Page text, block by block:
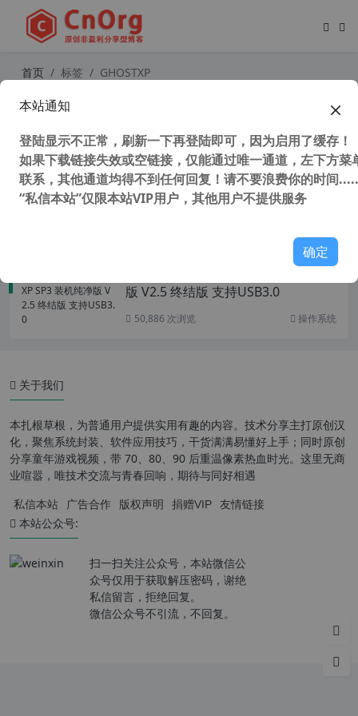
首页 标签 GHOSTXP
纯净版 V2.5
版 V2.5 终结版 支持USB3.0
50,886 次浏览 操作系统
关于我们
本扎根草根，为普通用户提供实用有趣的内容。技术分享主打原创汉
化，聚焦系统封装、软件应用技巧，干货满满易懂好上手；同时原创
分享童年游戏视频，带 70、80、90 后重温像素热血时光。这里无商
业喧嚣，唯技术交流与青春回响，期待与同好相遇
私信本站 广告合作 版权声明 捐赠VIP 友情链接
本站公众号:
扫一扫关注公众号，本站微信公
众号仅用于获取解压密码，谢绝
私信留言，拒绝回复。
微信公众号不引流，不回复。
本站通知
登陆显示不正常，刷新一下再登陆即可，因为启用了缓存！
如果下载链接失效或空链接，仅能通过唯一通道，左下方菜
联系，其他通道均得不到任何回复！请不要浪费你的时间
“私信本站”仅限本站VIP用户，其他用户不提供服务
确定